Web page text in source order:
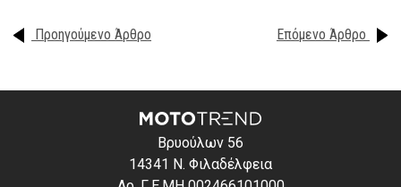
Προηγούμενο Άρθρο Επόμενο Άρθρο
Βρυούλων 56
14341 Ν. Φιλαδέλφεια